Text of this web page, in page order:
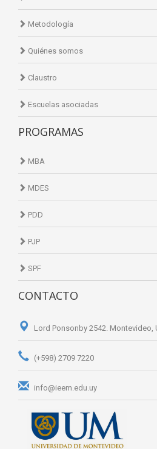
Metodología
Quiénes somos
Claustro
Escuelas asociadas
PROGRAMAS
MBA
MDES
PDD
PJP
SPF
CONTACTO
Lord Ponsonby 2542. Montevideo,
(+598) 2709 7220
info@ieem.edu.uy